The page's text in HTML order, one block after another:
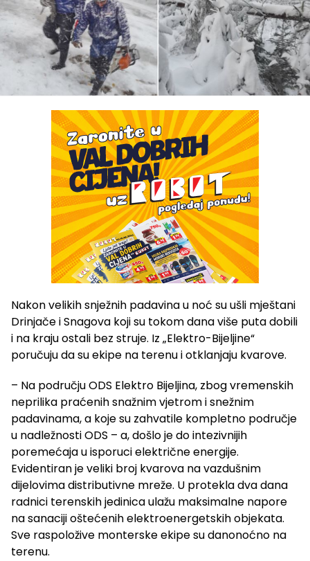
Nakon velikih snježnih padavina u noć su ušli mještani
Drinjače i Snagova koji su tokom dana više puta dobili
i na kraju ostali bez struje. Iz „Elektro-Bijeljine“
poručuju da su ekipe na terenu i otklanjaju kvarove.
– Na području ODS Elektro Bijeljina, zbog vremenskih
neprilika praćenih snažnim vjetrom i snežnim
padavinama, a koje su zahvatile kompletno područje
u nadležnosti ODS – a, došlo je do intezivnijih
poremećaja u isporuci električne energije.
Evidentiran je veliki broj kvarova na vazdušnim
dijelovima distributivne mreže. U protekla dva dana
radnici terenskih jedinica ulažu maksimalne napore
na sanaciji oštećenih elektroenergetskih objekata.
Sve raspoložive monterske ekipe su danonoćno na
terenu.